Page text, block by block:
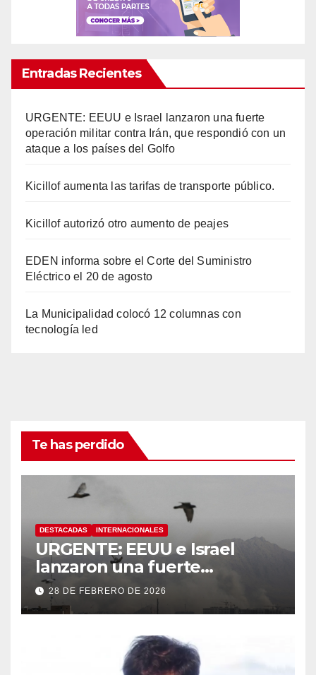
Entradas Recientes
URGENTE: EEUU e Israel lanzaron una fuerte
operación militar contra Irán, que respondió con un
ataque a los países del Golfo
Kicillof aumenta las tarifas de transporte público.
Kicillof autorizó otro aumento de peajes
EDEN informa sobre el Corte del Suministro
Eléctrico el 20 de agosto
La Municipalidad colocó 12 columnas con
tecnología led
Te has perdido
DESTACADAS INTERNACIONALES
URGENTE: EEUU e Israel
lanzaron una fuerte
operación militar contra Irán,
que respondió con un ataque
a los países del Golfo
28 DE FEBRERO DE 2026